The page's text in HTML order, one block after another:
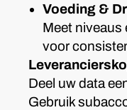
Voeding &
Meet
voor
Deel uw data
Gebruik